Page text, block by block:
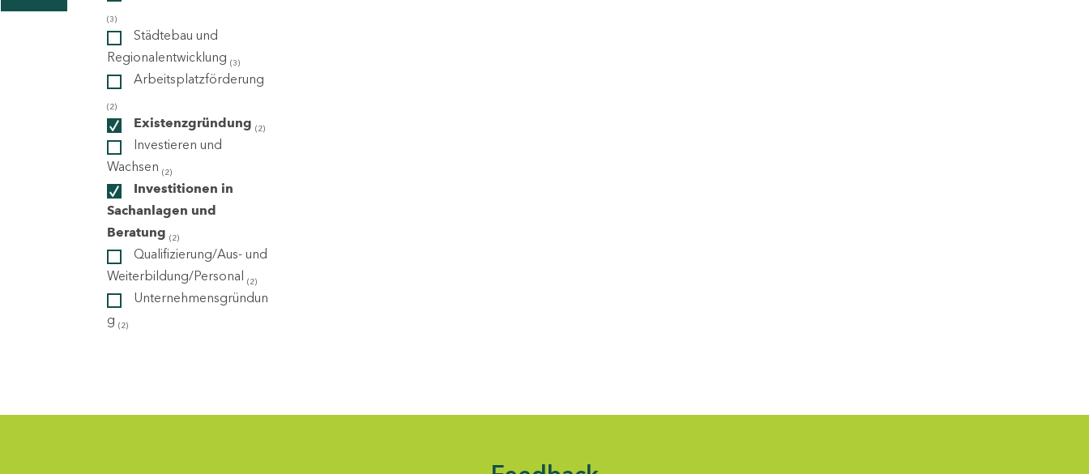
(3)
Städtebau und
Regionalentwicklung (3)
Arbeitsplatzförderung
(2)
Existenzgründung (2)
Investieren und
Wachsen (2)
Investitionen in
Sachanlagen und
Beratung (2)
Qualifizierung/Aus- und
Weiterbildung/Personal (2)
Unternehmensgründun
g (2)